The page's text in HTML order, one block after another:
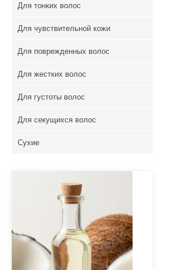
Для тонких волос
Для чувствительной кожи
Для поврежденных волос
Для жестких волос
Для густоты волос
Для секущихся волос
Сухие